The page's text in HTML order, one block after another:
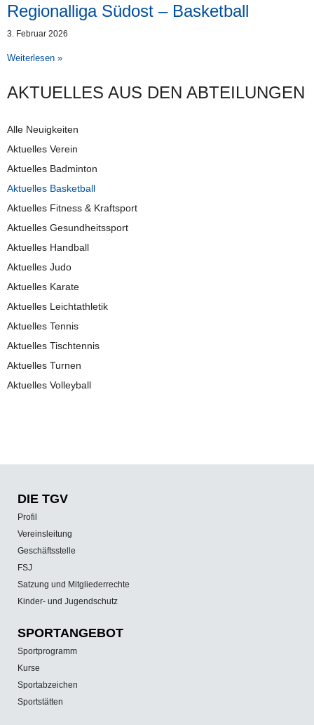
AKTUELLES AUS DEN AB­TEI­LUNG­EN
Alle Neuigkeiten
Aktuelles Verein
Aktuelles Badminton
Aktuelles Basketball
Aktuelles Fitness & Kraftsport
Aktuelles Gesundheitssport
Aktuelles Handball
Aktuelles Judo
Aktuelles Karate
Aktuelles Leichtathletik
Aktuelles Tennis
Aktuelles Tischtennis
Aktuelles Turnen
Aktuelles Volleyball
Regionalliga Südost – Basketball
3. Februar 2026
Weiterlesen »
DIE TGV
Profil
Vereinsleitung
Geschäftsstelle
FSJ
Satzung und Mitgliederrechte
Kinder- und Jugendschutz
SPORT­ANGEBOT
Sportprogramm
Kurse
Sportabzeichen
Sportstätten